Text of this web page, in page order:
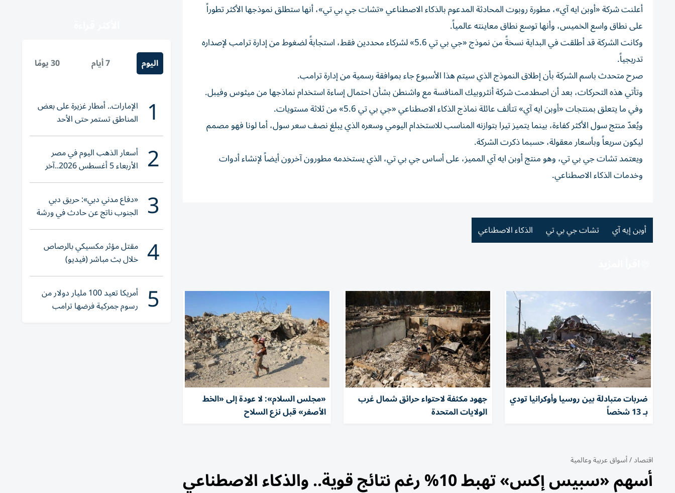
أعلنت شركة «أوبن ايه آي»، مطورة روبوت المحادثة المدعوم بالذكاء الاصطناعي «تشات جي بي تي»، أنها ستطلق نموذجها الأكثر تطوراً
على نطاق واسع الخميس، وأنها توسع نطاق معاينته عالمياً.
وكانت الشركة قد أطلقت في البداية نسخةً من نموذج «جي بي تي 5.6» لشركاء محددين فقط، استجابةً لضغوط من إدارة ترامب لإصداره
تدريجياً.
صرح متحدث باسم الشركة بأن إطلاق النموذج الذي سيتم هذا الأسبوع جاء بموافقة رسمية من إدارة ترامب.
وتأتي هذه التحركات، بعد أن اصطدمت شركة أنثروبيك المنافسة مع واشنطن بشأن احتمال إساءة استخدام نماذجها من ميثوس وفيبل.
وفي ما يتعلق بمنتجات «أوبن ايه آي» تتألف عائلة نماذج الذكاء الاصطناعي «جي بي تي 5.6» من ثلاثة مستويات.
ويُعدّ منتج سول الأكثر كفاءة، بينما يتميز تيرا بتوازنه المناسب للاستخدام اليومي وسعره الذي يبلغ نصف سعر سول، أما لونا فهو مصمم
ليكون سريعاً وبأسعار معقولة، حسبما ذكرت الشركة.
ويعتمد تشات جي بي تي، وهو منتج أوبن ايه آي المميز، على أساس جي بي تي، الذي يستخدمه مطورون آخرون أيضاً لإنشاء أدوات
وخدمات الذكاء الاصطناعي.
أوبن إيه آي تشات جي بي تي الذكاء الاصطناعي
ضربات متبادلة بين روسيا وأوكرانيا تودي
بـ 13 شخصاً
جهود مكثفة لاحتواء حرائق شمال غرب
الولايات المتحدة
«مجلس السلام»: لا عودة إلى «الخط
الأصفر» قبل نزع السلاح
اقتصاد/أسواق عربية وعالمية
أسهم «سبيس إكس» تهبط 10% رغم نتائج قوية.. والذكاء الاصطناعي
اليوم 7 أيام 30 يومًا
1 الإمارات.. أمطار غزيرة على بعض
المناطق تستمر حتى الأحد
2 أسعار الذهب اليوم في مصر
الأربعاء 5 أغسطس 2026..آخر
تحديث لعيار 21
3 «دفاع مدني دبي»: حريق دبي
الجنوب ناتج عن حادث في ورشة
ولا إصابات
4 مقتل مؤثر مكسيكي بالرصاص
خلال بث مباشر (فيديو)
5 أمريكا تعيد 100 مليار دولار من
رسوم جمركية فرضها ترامب